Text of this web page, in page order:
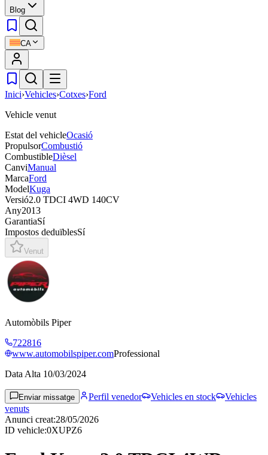
Blog
CA
Inici›Vehicles›Cotxes›Ford
Vehicle venut
Estat del vehicleOcasió
PropulsorCombustió
CombustibleDièsel
CanviManual
MarcaFord
ModelKuga
Versió2.0 TDCI 4WD 140CV
Any2013
GarantiaSí
Impostos deduïblesSí
Venut
Automòbils Piper
722816
www.automobilspiper.comProfessional
Data Alta 10/03/2024
Enviar missatge Perfil venedor Vehicles en stock
Vehicles
venuts
Anunci creat:28/05/2026
ID vehicle:0XUPZ6